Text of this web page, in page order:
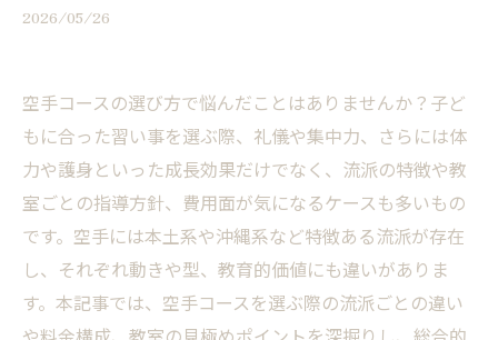
2026/05/26
空手コースの選び方で悩んだことはありませんか？子ど
もに合った習い事を選ぶ際、礼儀や集中力、さらには体
力や護身といった成長効果だけでなく、流派の特徴や教
室ごとの指導方針、費用面が気になるケースも多いもの
です。空手には本土系や沖縄系など特徴ある流派が存在
し、それぞれ動きや型、教育的価値にも違いがありま
す。本記事では、空手コースを選ぶ際の流派ごとの違い